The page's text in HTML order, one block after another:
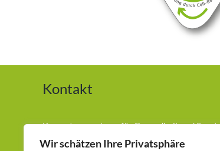
Wir schätzen Ihre Privatsphäre
Kontakt
Kompetenzzentrum für Gesundheit und